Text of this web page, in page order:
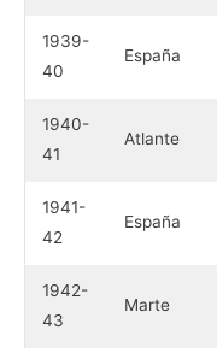
1939-
40
España
1940-
41
Atlante
1941-
42
España
1942-
43
Marte